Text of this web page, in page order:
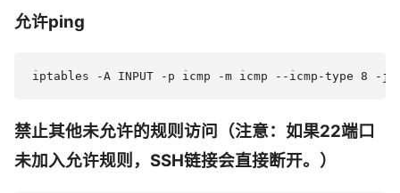
允许ping
禁止其他未允许的规则访问（注意：如果22端口
未加入允许规则，SSH链接会直接断开。）